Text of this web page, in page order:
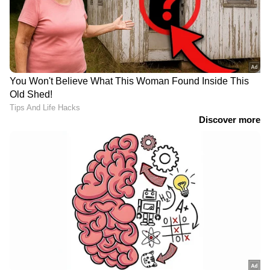
DOWNLOAD APP
RECOMMENDED STORIES
നോയിഡയിലെ 28 നില
ഫ്ലാറ്റിൽ തീയും പുകയും,
എസി പൊട്ടിത്തെറിച്ചെന്ന്,
നൂറിലധികം കുടുംബങ്ങൾ
സർക്കാരിനെതിരെ
സോഷ്യൽമീഡിയ വിട്ട്
'പാറ്റകൾ' തെരുവിലേക്ക്
ഇറങ്ങുന്നു; കോക്രോച്ച്
ജനതാ പാർട്ടിയുടെ ആദ്യ
പരസ്യ പ്രതിഷേധം നാളെ,
ജാ​ഗ്രത കർശനമാക്കി ദില്ലി